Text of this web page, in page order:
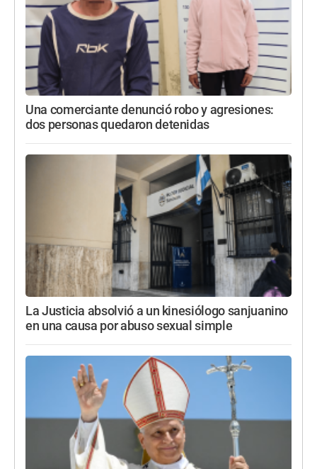
Una comerciante denunció robo y agresiones:
dos personas quedaron detenidas
La Justicia absolvió a un kinesiólogo sanjuanino
en una causa por abuso sexual simple